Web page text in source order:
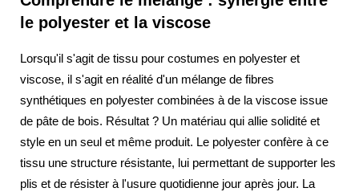
le polyester et la viscose
Lorsqu'il s'agit de tissu pour costumes en polyester et
viscose, il s'agit en réalité d'un mélange de fibres
synthétiques en polyester combinées à de la viscose issue
de pâte de bois. Résultat ? Un matériau qui allie solidité et
style en un seul et même produit. Le polyester confère à ce
tissu une structure résistante, lui permettant de supporter les
plis et de résister à l'usure quotidienne jour après jour. La